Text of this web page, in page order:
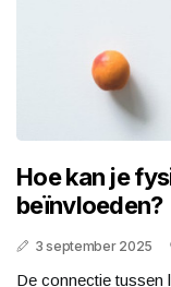
Hoe kan je
beïnvloeden?
3 september 2025
De connectie tussen